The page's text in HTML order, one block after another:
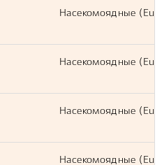
Насекомоядные
Насекомоядные
Насекомоядные
Насекомоядные